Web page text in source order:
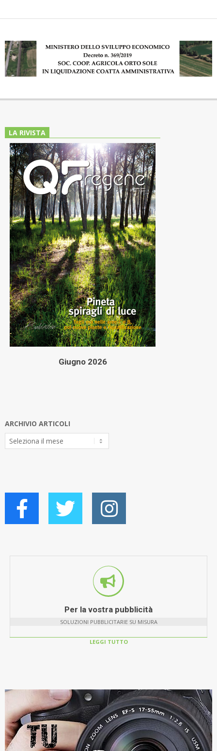
LA RIVISTA
Giugno 2026
ARCHIVIO ARTICOLI
Archivio
Articoli
Per la vostra pubblicità
SOLUZIONI PUBBLICITARIE SU MISURA
LEGGI TUTTO